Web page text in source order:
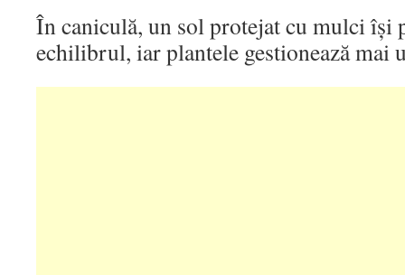
În caniculă, un sol protejat cu mulci își
echilibrul, iar plantele gestionează mai